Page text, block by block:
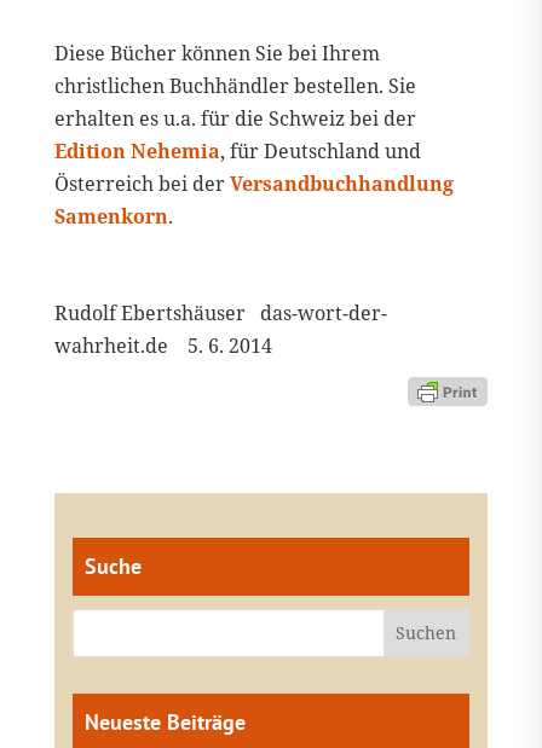
Diese Bücher können Sie bei Ihrem
christlichen Buchhändler bestellen. Sie
erhalten es u.a. für die Schweiz bei der
Edition Nehemia, für Deutschland und
Österreich bei derVersandbuchhandlung
Samenkorn.
Rudolf Ebertshäuser das-wort-der-
wahrheit.de 5. 6. 2014
Suche
Neueste Beiträge